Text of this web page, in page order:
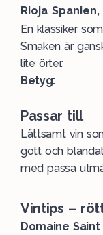
Rioja
En klassiker
Smaken är
lite örter.
Betyg:
Passar till
Lättsamt vin
gott och
med passa
Vintips –
Domaine Saint